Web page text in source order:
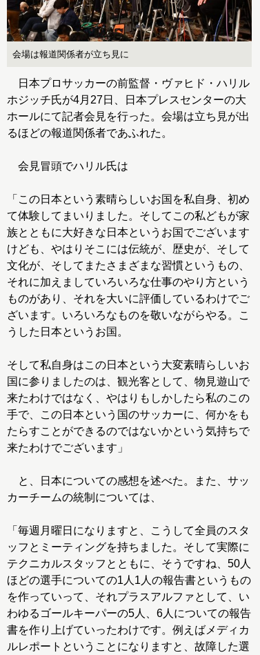
会場は報道関係者が立ち見に
日本プロサッカーの前監督・ヴァヒド・ハリル
ホジッチ氏が4月27日、日本プレスセンターの大
ホールにて記者会見を行った。会場は立ち見が出
るほどの報道関係者であふれた。
会見冒頭でハリル氏は
「この日本という素晴らしいお国を私自身、初め
て体験してまいりました。そしてこの私どもが家
族とともに大好きな日本というお国でございます
けども、やはりそこには伝統が、歴史が、そして
文化が、そしてまたさまざまな習慣というもの、
それに加えましていろいろな仕事のやり方という
ものがあり、それを大いに評価しているわけでご
ざいます。いろいろなものを敬いながらやる。こ
うした日本というお国。
そして私自身はこの日本という大変素晴らしいお
国に参りましたのは、観光客として、物見遊山で
来たわけではなく、やはりもしかしたら私のこの
手で、この日本という国のサッカーに、何かをも
たらすことができるのではないかという気持ちで
来たわけでございます」
と、日本についての感想を述べた。また、サッ
カーチームの統制については、
「毎週月曜日になりますと、こうして全員のスタ
ッフとミーティングを持ちました。そして実際に
テクニカルスタッフとともに、そうですね、50人
ほどの選手についての1人1人の報告書というもの
を作っていって、それプラスアルファとして、い
わゆるゴールキーパーの5人、6人についての報告
書を作り上げていったわけです。例えばメディカ
ルレポートということになりますと、故障した選